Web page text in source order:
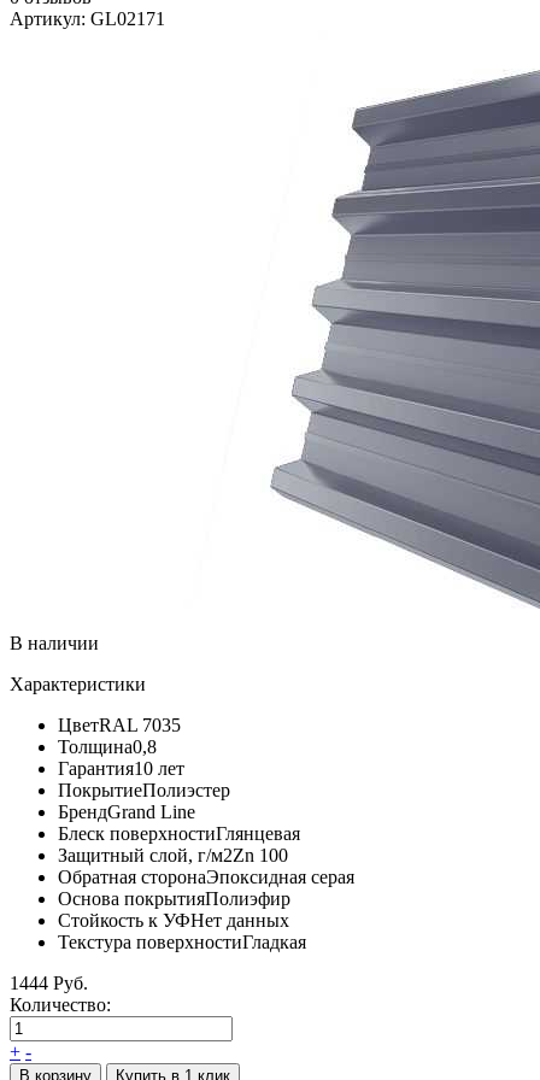
Артикул: GL02171
В наличии
Характеристики
ЦветRAL 7035
Толщина0,8
Гарантия10 лет
ПокрытиеПолиэстер
БрендGrand Line
Блеск поверхностиГлянцевая
Защитный слой, г/м2Zn 100
Обратная сторонаЭпоксидная серая
Основа покрытияПолиэфир
Стойкость к УФНет данных
Текстура поверхностиГладкая
1444 Руб.
Количество:
+ -
В корзину Купить в 1 клик